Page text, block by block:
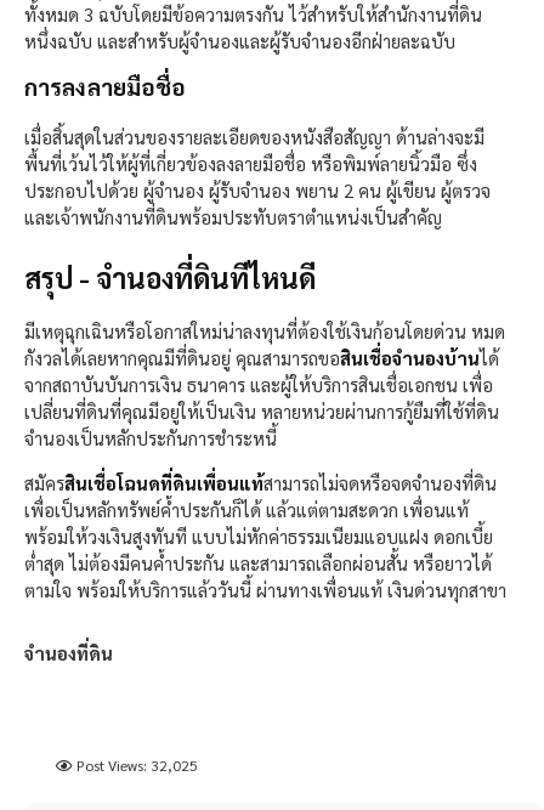
ทั้งหมด 3 ฉบับโดยมีข้อความตรงกัน ไว้สำหรับให้สำนักงานที่ดิน
หนึ่งฉบับ และสำหรับผู้จำนองและผู้รับจำนองอีกฝ่ายละฉบับ
การลงลายมือชื่อ​
เมื่อสิ้นสุดในส่วนของรายละเอียดของหนังสือสัญญา ด้านล่างจะมี
พื้นที่เว้นไว้ให้ผู้ที่เกี่ยวข้องลงลายมือชื่อ หรือพิมพ์ลายนิ้วมือ ซึ่ง
ประกอบไปด้วย ผู้จำนอง ผู้รับจำนอง พยาน 2 คน ผู้เขียน ผู้ตรวจ
และเจ้าพนักงานที่ดินพร้อมประทับตราตำแหน่งเป็นสำคัญ
สรุป - จำนองที่ดินทีไหนดี
มีเหตุฉุกเฉินหรือโอกาสใหม่น่าลงทุนที่ต้องใช้เงินก้อนโดยด่วน หมด
กังวลได้เลยหากคุณมีที่ดินอยู่ คุณสามารถขอสินเชื่อจำนองบ้านได้
จากสถาบันบันการเงิน ธนาคาร และผู้ให้บริการสินเชื่อเอกชน เพื่อ
เปลี่ยนที่ดินที่คุณมีอยู่ให้เป็นเงิน หลายหน่วยผ่านการกู้ยืมที่ใช้ที่ดิน
จำนองเป็นหลักประกันการชำระหนี้
สมัครสินเชื่อโฉนดที่ดินเพื่อนแท้สามารถไม่จดหรือจดจำนองที่ดิน
เพื่อเป็นหลักทรัพย์ค้ำประกันก็ได้ แล้วแต่ตามสะดวก เพื่อนแท้
พร้อมให้วงเงินสูงทันที แบบไม่หักค่าธรรมเนียมแอบแฝง ดอกเบี้ย
ต่ำสุด ไม่ต้องมีคนค้ำประกัน และสามารถเลือกผ่อนสั้น หรือยาวได้
ตามใจ พร้อมให้บริการแล้ววันนี้ ผ่านทางเพื่อนแท้ เงินด่วนทุกสาขา
จำนองที่ดิน
Post Views: 32,025